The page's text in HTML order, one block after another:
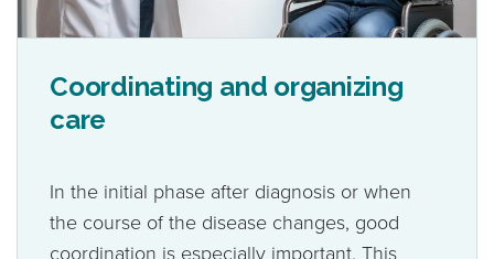
Coordinating and organizing
care
In the initial phase after diagnosis or when
the course of the disease changes, good